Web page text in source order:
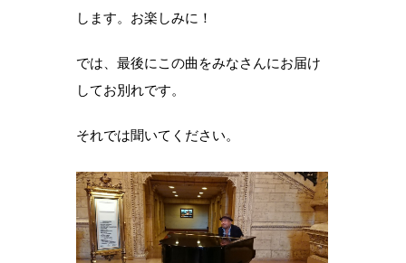
します。お楽しみに！
では、最後にこの曲をみなさんにお届け
してお別れです。
それでは聞いてください。